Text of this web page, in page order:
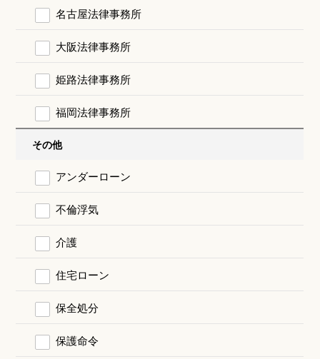
名古屋法律事務所
大阪法律事務所
姫路法律事務所
福岡法律事務所
その他
アンダーローン
不倫浮気
介護
住宅ローン
保全処分
保護命令